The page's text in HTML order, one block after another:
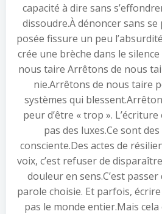
capacité à dire sans
dissoudre.À dénoncer sans se
posée fissure un peu
crée une brèche dans le
nous taire Arrêtons de nous
nie.Arrêtons de nous taire
systèmes qui
peur d’être « trop ».
pas des luxes.Ce sont
consciente.Des actes de
voix, c’est refuser de
douleur en sens.C’est
parole choisie. Et parfois,
pas le monde entier.Mais